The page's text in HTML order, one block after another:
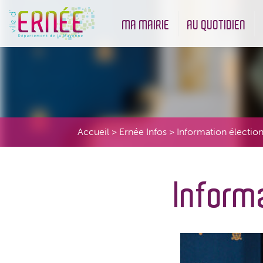
MA MAIRIE AU QUOTIDIEN
Accueil > Ernée Infos > Information